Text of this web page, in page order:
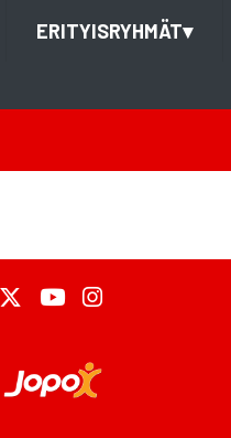
ERITYISRYHMÄT▾